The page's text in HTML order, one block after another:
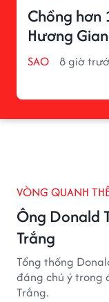
Chồng hơn
Hương
SAO 8 giờ
VÒNG QUANH
Ông Donald
Trắng
Tổng thống
đáng chú ý trong
Trắng.